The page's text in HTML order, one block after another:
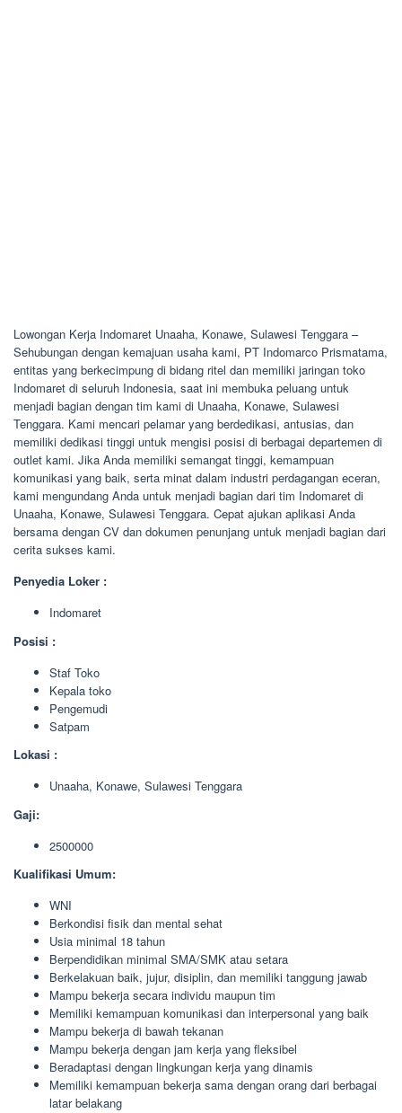
Lowongan Kerja Indomaret Unaaha, Konawe, Sulawesi Tenggara –
Sehubungan dengan kemajuan usaha kami, PT Indomarco Prismatama,
entitas yang berkecimpung di bidang ritel dan memiliki jaringan toko
Indomaret di seluruh Indonesia, saat ini membuka peluang untuk
menjadi bagian dengan tim kami di Unaaha, Konawe, Sulawesi
Tenggara. Kami mencari pelamar yang berdedikasi, antusias, dan
memiliki dedikasi tinggi untuk mengisi posisi di berbagai departemen di
outlet kami. Jika Anda memiliki semangat tinggi, kemampuan
komunikasi yang baik, serta minat dalam industri perdagangan eceran,
kami mengundang Anda untuk menjadi bagian dari tim Indomaret di
Unaaha, Konawe, Sulawesi Tenggara. Cepat ajukan aplikasi Anda
bersama dengan CV dan dokumen penunjang untuk menjadi bagian dari
cerita sukses kami.
Penyedia Loker :
Indomaret
Posisi :
Staf Toko
Kepala toko
Pengemudi
Satpam
Lokasi :
Unaaha, Konawe, Sulawesi Tenggara
Gaji:
2500000
Kualifikasi Umum:
WNI
Berkondisi fisik dan mental sehat
Usia minimal 18 tahun
Berpendidikan minimal SMA/SMK atau setara
Berkelakuan baik, jujur, disiplin, dan memiliki tanggung jawab
Mampu bekerja secara individu maupun tim
Memiliki kemampuan komunikasi dan interpersonal yang baik
Mampu bekerja di bawah tekanan
Mampu bekerja dengan jam kerja yang fleksibel
Beradaptasi dengan lingkungan kerja yang dinamis
Memiliki kemampuan bekerja sama dengan orang dari berbagai
latar belakang